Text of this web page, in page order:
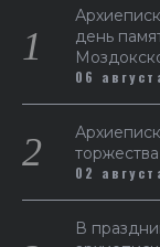
день
06
02
В